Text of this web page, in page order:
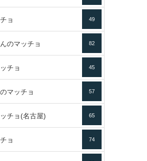
ョ 49
のマッチョ 82
チョ 45
マッチョ 57
チョ(名古屋) 65
ョ 74